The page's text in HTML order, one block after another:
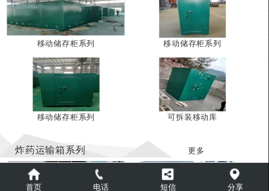
移动储存柜系列 移动储存柜系列
移动储存柜系列 可拆装移动库
炸药运输箱系列 更多
首页 电话 短信 分享